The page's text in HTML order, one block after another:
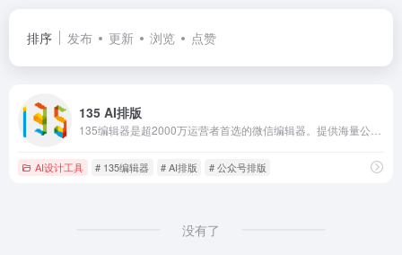
排序 发布 更新 浏览 点赞
135 AI排版
AI设计工具 # 135编辑器 # AI排版 # 公众号排版
没有了